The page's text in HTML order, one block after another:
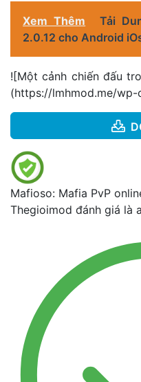
Xem Thêm
Tải
2.0.12 cho Android
![Một cảnh chiến đấu
(https://lmhmod.me/
Mafioso: Mafia PvP
Thegioimod đánh giá là